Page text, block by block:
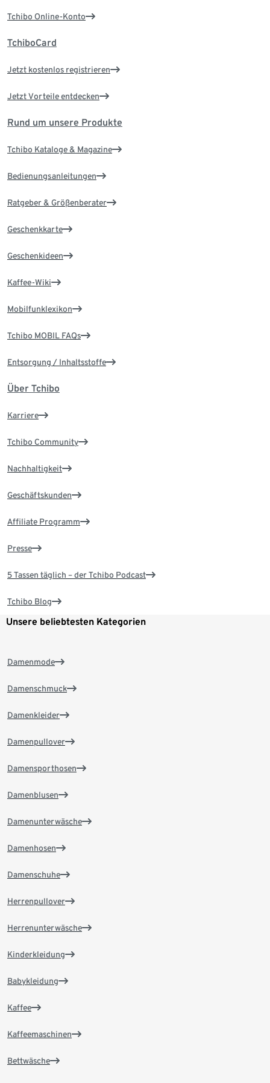
Tchibo Online-Konto
TchiboCard
Jetzt kostenlos registrieren
Jetzt Vorteile entdecken
Rund um unsere Produkte
Tchibo Kataloge & Magazine
Bedienungsanleitungen
Ratgeber & Größenberater
Geschenkkarte
Geschenkideen
Kaffee-Wiki
Mobilfunklexikon
Tchibo MOBIL FAQs
Entsorgung / Inhaltsstoffe
Über Tchibo
Karriere
Tchibo Community
Nachhaltigkeit
Geschäftskunden
Affiliate Programm
Presse
5 Tassen täglich – der Tchibo Podcast
Tchibo Blog
Unsere beliebtesten Kategorien
Damenmode
Damenschmuck
Damenkleider
Damenpullover
Damensporthosen
Damenblusen
Damenunterwäsche
Damenhosen
Damenschuhe
Herrenpullover
Herrenunterwäsche
Kinderkleidung
Babykleidung
Kaffee
Kaffeemaschinen
Bettwäsche